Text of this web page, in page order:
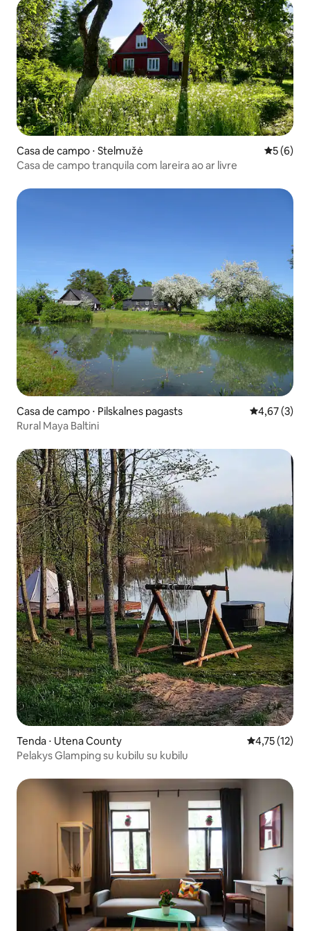
Casa de campo ⋅ Stelmužė 5 de
5 (6)
Casa de campo tranquila com lareira ao ar livre
Casa de campo ⋅ Pilskalnes pagasts 4,67 de
4,67 (3)
Rural Maya Baltini
Tenda ⋅ Utena County 4,75 de uma
4,75 (12)
Pelakys Glamping su kubilu su kubilu